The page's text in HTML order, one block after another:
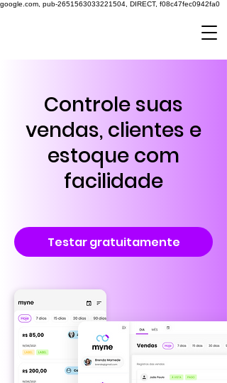
google.com, pub-2651563033221504, DIRECT, f08c47fec0942fa0
Controle suas
vendas, clientes e
estoque com
facilidade
Testar gratuitamente